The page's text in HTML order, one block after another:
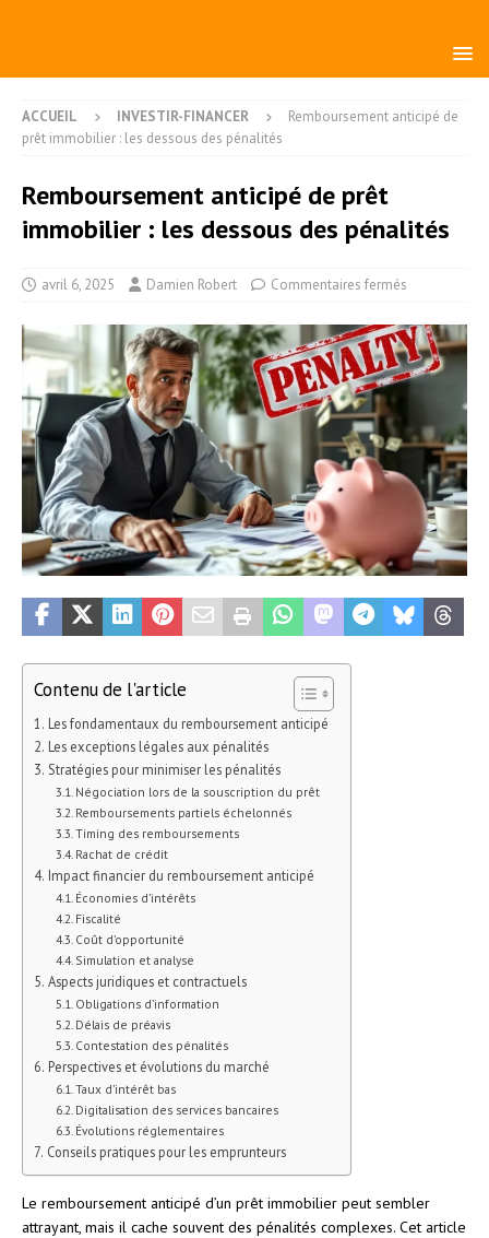
ACCUEIL INVESTIR-FINANCER
Remboursement anticipé de
prêt immobilier : les dessous des pénalités
Remboursement anticipé de prêt
immobilier : les dessous des pénalités
avril 6, 2025 Damien Robert Commentaires fermés
Contenu de l'article
Les fondamentaux du remboursement anticipé
Les exceptions légales aux pénalités
Stratégies pour minimiser les pénalités
Négociation lors de la souscription du prêt
Remboursements partiels échelonnés
Timing des remboursements
Rachat de crédit
Impact financier du remboursement anticipé
Économies d’intérêts
Fiscalité
Coût d’opportunité
Simulation et analyse
Aspects juridiques et contractuels
Obligations d’information
Délais de préavis
Contestation des pénalités
Perspectives et évolutions du marché
Taux d’intérêt bas
Digitalisation des services bancaires
Évolutions réglementaires
Conseils pratiques pour les emprunteurs
Le remboursement anticipé d’un prêt immobilier peut sembler
attrayant, mais il cache souvent des pénalités complexes. Cet article